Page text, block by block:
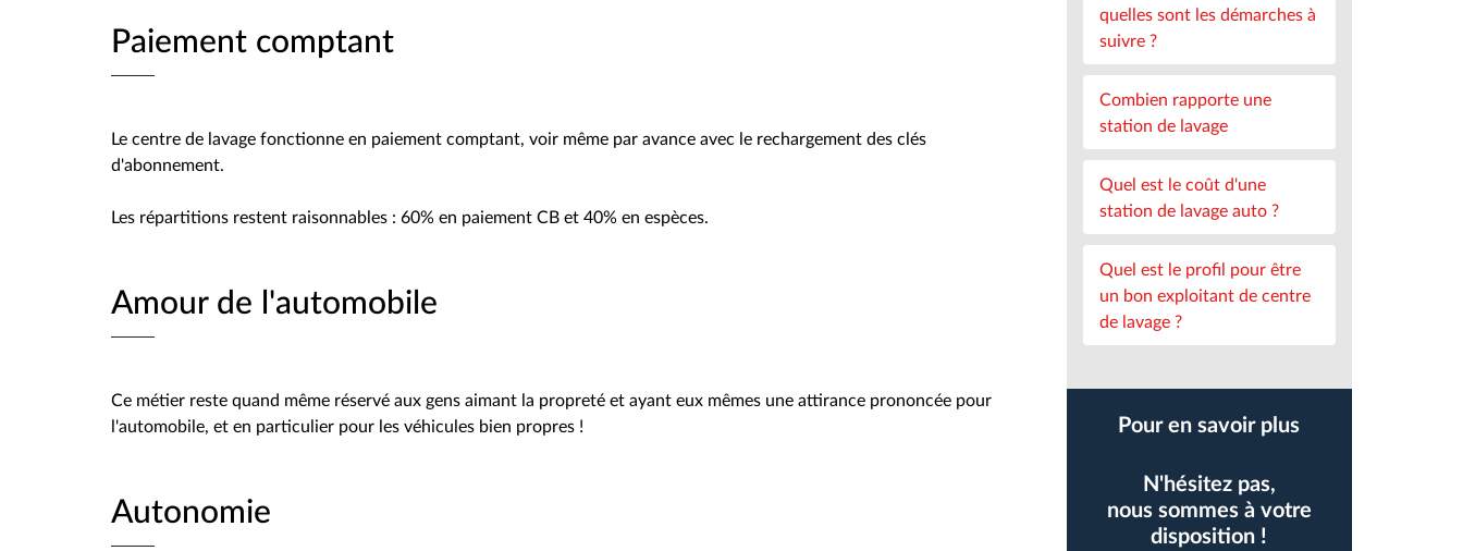
Paiement comptant
Le centre de lavage fonctionne en paiement comptant, voir même par avance avec le rechargement des clés
d'abonnement.
Les répartitions restent raisonnables : 60% en paiement CB et 40% en espèces.
Amour de l'automobile
Ce métier reste quand même réservé aux gens aimant la propreté et ayant eux mêmes une attirance prononcée pour
l'automobile, et en particulier pour les véhicules bien propres !
Autonomie
quelles sont les démarches à
suivre ?
Combien rapporte une
station de lavage
Quel est le coût d'une
station de lavage auto ?
Quel est le profil pour être
un bon exploitant de centre
de lavage ?
Pour en savoir plus
N'hésitez pas,
nous sommes à votre
disposition !